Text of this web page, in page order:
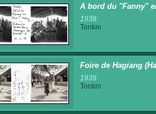
A bord du "Fanny"
1938
Tonkin
Foire de Hagiang
1939
Tonkin